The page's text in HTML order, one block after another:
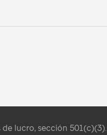
lucro, sección 501(c)(3).